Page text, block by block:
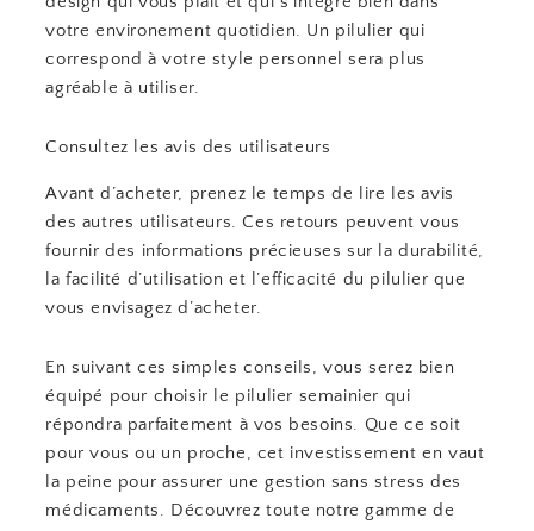
votre environement quotidien. Un pilulier qui
correspond à votre style personnel sera plus
agréable à utiliser.
Consultez les avis des utilisateurs
Avant d’acheter, prenez le temps de lire les avis
des autres utilisateurs. Ces retours peuvent vous
fournir des informations précieuses sur la durabilité,
la facilité d’utilisation et l’efficacité du pilulier que
vous envisagez d’acheter.
En suivant ces simples conseils, vous serez bien
équipé pour choisir le pilulier semainier qui
répondra parfaitement à vos besoins. Que ce soit
pour vous ou un proche, cet investissement en vaut
la peine pour assurer une gestion sans stress des
médicaments. Découvrez toute notre gamme de